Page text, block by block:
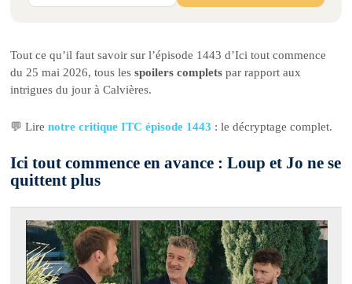
Tout ce qu’il faut savoir sur l’épisode 1443 d’Ici tout commence
du 25 mai 2026, tous lesspoilers complets par rapport aux
intrigues du jour à Calvières.
💬 Lirenotre critique ITC épisode 1443 : le décryptage complet.
Ici tout commence en avance : Loup et Jo ne se
quittent plus